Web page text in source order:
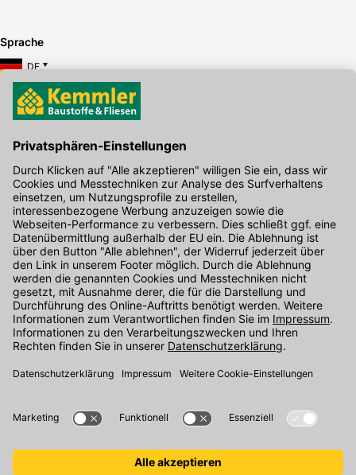
Sprache
DE
Hier gibt's die kostenlose App
Kontakt
Unser Onlineshop Team ist montags bis freitags von 08:00 - 17:00
Uhr unter der Telefonnummer07071 / 151-151für Sie erreichbar.
Alternativ können Sie unser Kontaktformular nutzen.
Den Kontakt direkt in unsere Niederlassungen finden Sie